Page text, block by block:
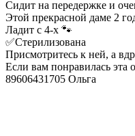
Сидит на передержке и
Этой прекрасной даме 2
Ладит с 4-х 🐾
✅Стерилизована
Присмотритесь к ней, а
Если вам понравилась эта
89606431705 Ольга